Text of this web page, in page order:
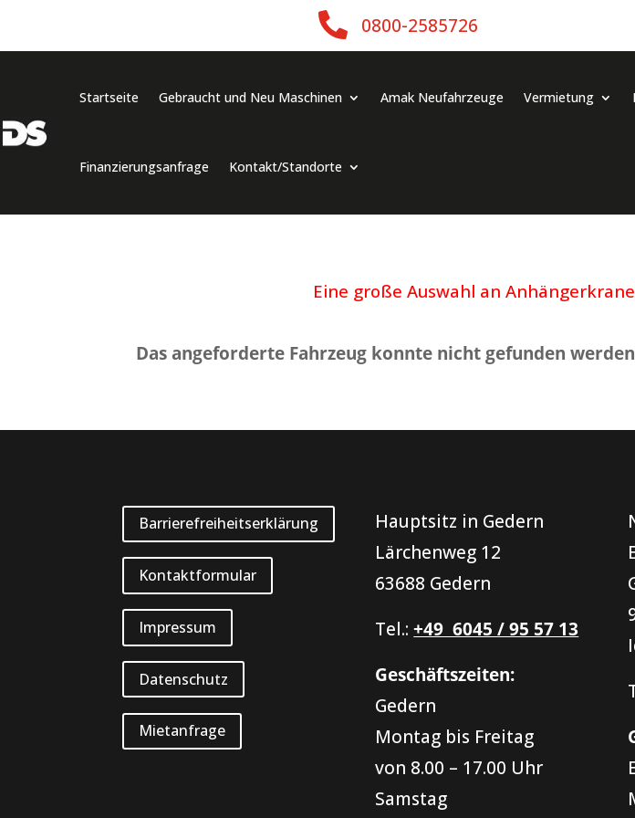
 0800-2585726
Startseite Gebraucht und Neu Maschinen Amak Neufahrzeuge Vermietung
Finanzierungsanfrage Kontakt/Standorte
Eine große Auswahl an
Das angeforderte Fahrzeug konnte nicht gefunden
Barrierefreiheitserklärung
Kontaktformular
Impressum
Datenschutz
Mietanfrage
Hauptsitz in Gedern
Lärchenweg 12
63688 Gedern
Tel.:+49 6045 / 95 57 13
Geschäftszeiten:
Gedern
Montag bis Freitag
von 8.00 – 17.00 Uhr
Samstag